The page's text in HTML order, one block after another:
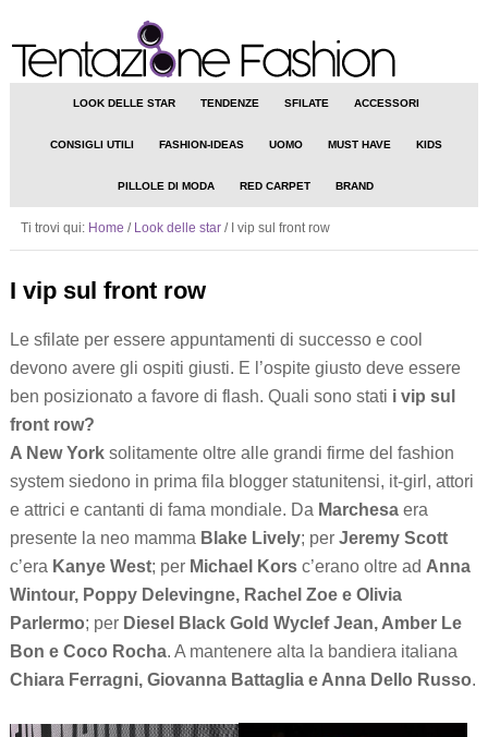
LOOK DELLE STAR TENDENZE SFILATE ACCESSORI
CONSIGLI UTILI FASHION-IDEAS UOMO MUST HAVE KIDS
PILLOLE DI MODA RED CARPET BRAND
Ti trovi qui: Home / Look delle star /I vip sul front row
I vip sul front row
Le sfilate per essere appuntamenti di successo e cool
devono avere gli ospiti giusti. E l’ospite giusto deve essere
ben posizionato a favore di flash. Quali sono stati i vip sul
front row?
A New Yorksolitamente oltre alle grandi firme del fashion
system siedono in prima fila blogger statunitensi, it-girl, attori
e attrici e cantanti di fama mondiale. Da Marchesaera
presente la neo mamma Blake Lively; per Jeremy Scott
c’era Kanye West; per Michael Korsc’erano oltre ad Anna
Wintour, Poppy Delevingne, Rachel Zoe e Olivia
Parlermo; per Diesel Black Gold Wyclef Jean, Amber Le
Bon e Coco Rocha. A mantenere alta la bandiera italiana
Chiara Ferragni, Giovanna Battaglia e Anna Dello Russo.